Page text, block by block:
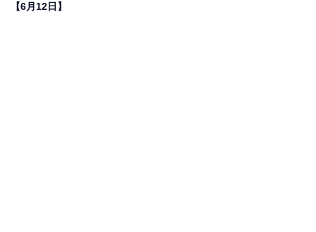
【6月12日】